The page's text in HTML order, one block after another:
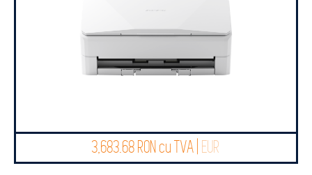
3,683.68 RON cu TVA | EUR